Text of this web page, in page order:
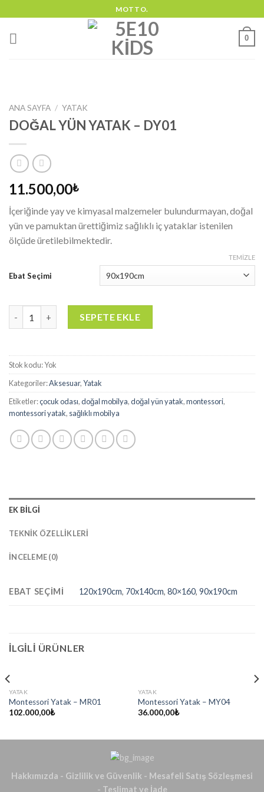
content
MOTTO.
0
ANA SAYFA / YATAK
DOĞAL YÜN YATAK – DY01
11.500,00₺
İçeriğinde yay ve kimyasal malzemeler bulundurmayan, doğal
yün ve pamuktan ürettiğimiz sağlıklı iç yataklar istenilen
ölçüde üretilebilmektedir.
Ebat Seçimi
TEMIZLE
DOĞAL YÜN YATAK - DY01 adet
SEPETE EKLE
Stok kodu:Yok
Kategoriler:Aksesuar,Yatak
Etiketler:çocuk odası,doğal mobilya,doğal yün yatak,montessori,
montessori yatak, sağlıklı mobilya
EK BILGI
TEKNIK ÖZELLIKLERI
İNCELEME (0)
EBAT SEÇIMI 120x190cm, 70x140cm,80×160,90x190cm
İLGILI ÜRÜNLER
YATAK
Montessori Yatak – MR01
102.000,00₺
YATAK
Montessori Yatak – MY04
36.000,00₺
Hakkımızda - Gizlilik ve Güvenlik - Mesafeli Satış Sözleşmesi
- Teslimat ve İade